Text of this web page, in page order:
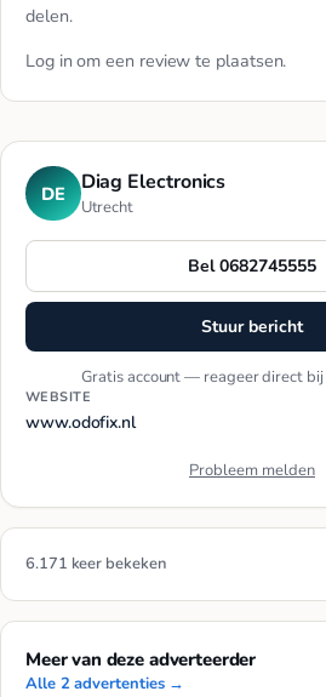
delen.
Log in om een review te plaatsen.
DE Diag Electronics
Utrecht
Bel 0682745555
Stuur bericht
Gratis account — reageer direct bij
WEBSITE
www.odofix.nl
Probleem melden
6.171 keer bekeken
Meer van deze adverteerder
Alle 2 advertenties →